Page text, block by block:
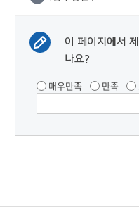
이 페이지에서
나요?
매우만족 만족